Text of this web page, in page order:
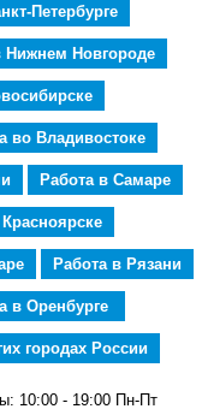
Петербурге
Нижнем Новгороде
во Владивостоке
Работа в Самаре
Работа в Рязани
в Оренбурге
городах России
10:00 - 19:00 Пн-Пт